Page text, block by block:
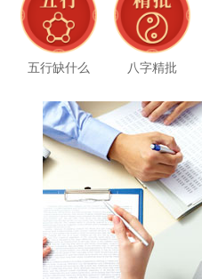
五行缺什么 八字精批